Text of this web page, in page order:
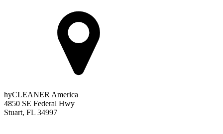
hyCLEANER America
4850 SE Federal Hwy
Stuart, FL 34997